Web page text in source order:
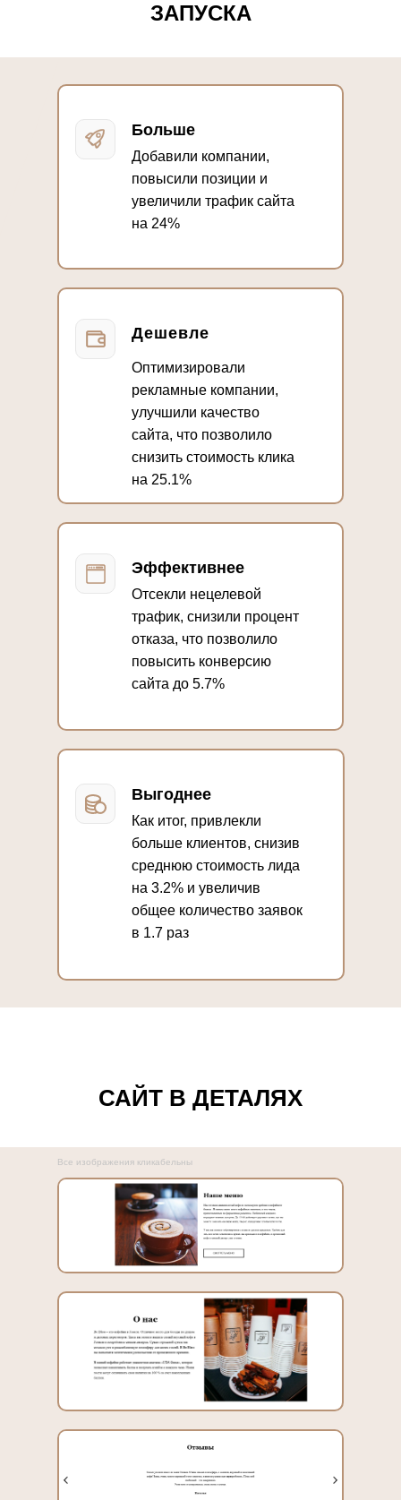
ЗАПУСКА
Больше
Добавили компании,
повысили позиции и
увеличили трафик сайта
на 24%
Дешевле
Эффективнее
Отсекли нецелевой
трафик, снизили процент
отказа, что позволило
повысить конверсию
сайта до 5.7%
Выгоднее
Как итог, привлекли
больше клиентов, снизив
среднюю стоимость лида
на 3.2% и увеличив
общее количество заявок
в 1.7 раз
Оптимизировали
рекламные компании,
улучшили качество
сайта, что позволило
снизить стоимость клика
на 25.1%
САЙТ В ДЕТАЛЯХ
Все изображения кликабельны